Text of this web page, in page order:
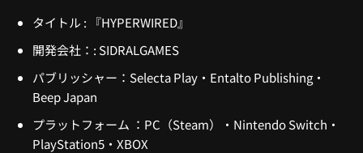
タイトル : 『HYPERWIRED』
開発会社：: SIDRALGAMES
パブリッシャー： Selecta Play・Entalto Publishing・
Beep Japan
プラットフォーム ：PC（Steam）・Nintendo Switch・
PlayStation5・XBOX